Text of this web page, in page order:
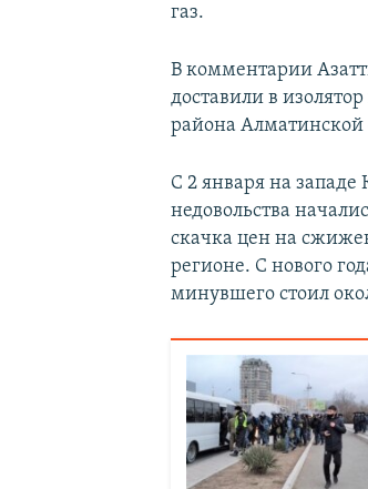
газ.
В комментарии
доставили в
района Алматинской
С 2 января на западе
недовольства
скачка цен на
регионе. С нового
минувшего стоил